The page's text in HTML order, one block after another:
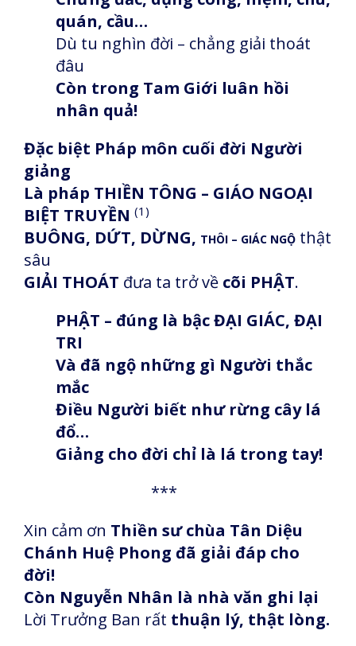
quán, cầu…
Dù tu nghìn đời – chẳng giải thoát
đâu
Còn trong Tam Giới luân hồi
nhân quả!
Đặc biệt Pháp môn cuối đời Người
giảng
Là pháp THIỀN TÔNG – GIÁO NGOẠI
BIỆT TRUYỀN (1)
BUÔNG, DỨT, DỪNG, THÔI – GIÁC NGỘ thật
sâu
GIẢI THOÁT đưa ta trở về cõi PHẬT.
PHẬT – đúng là bậc ĐẠI GIÁC, ĐẠI
TRI
Và đã ngộ những gì Người thắc
mắc
Điều Người biết như rừng cây lá
đổ…
Giảng cho đời chỉ là lá trong tay!
***
Xin cảm ơn Thiền sư chùa Tân Diệu
Chánh Huệ Phong đã giải đáp cho
đời!
Còn Nguyễn Nhân là nhà văn ghi lại
Lời Trưởng Ban rất thuận lý, thật lòng.